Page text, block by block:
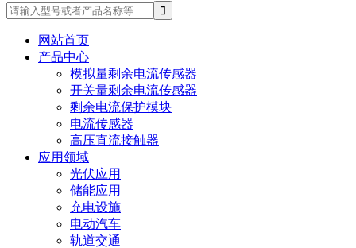
网站首页
产品中心
模拟量剩余电流传感器
开关量剩余电流传感器
剩余电流保护模块
电流传感器
高压直流接触器
应用领域
光伏应用
储能应用
充电设施
电动汽车
轨道交通